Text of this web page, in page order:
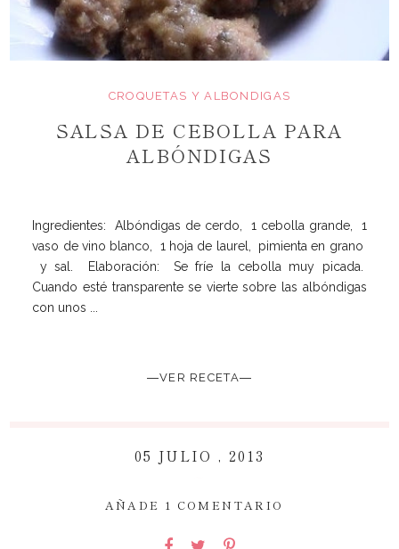
CROQUETAS Y ALBONDIGAS
SALSA DE CEBOLLA PARA
ALBÓNDIGAS
Ingredientes: Albóndigas de cerdo, 1 cebolla grande, 1
vaso de vino blanco, 1 hoja de laurel, pimienta en grano
y sal. Elaboración: Se fríe la cebolla muy picada.
Cuando esté transparente se vierte sobre las albóndigas
con unos ...
―VER RECETA―
05 JULIO , 2013
AÑADE 1 COMENTARIO